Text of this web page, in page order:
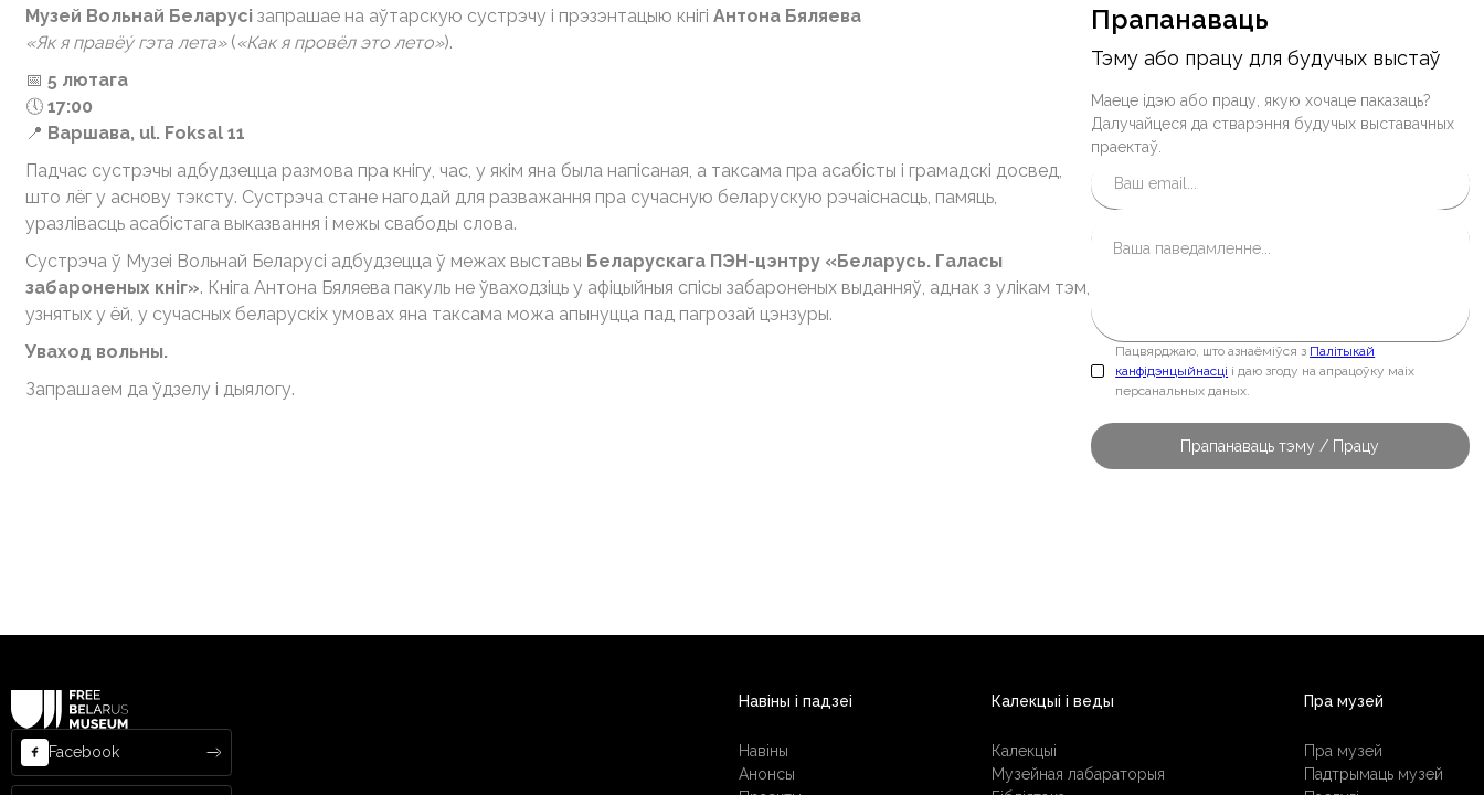
Музей Вольнай Беларусі запрашае на аўтарскую сустрэчу і прэзэнтацыю кнігіАнтона Бяляева
«Як я правёу́ гэта лета»(«Как я провёл это лето»).
📅5 лютага
🕔17:00
📍 Варшава, ul. Foksal 11
Падчас сустрэчы адбудзецца размова пра кнігу, час, у якім яна была напісаная, а таксама пра асабісты і грамадскі досвед,
што лёг у аснову тэксту. Сустрэча стане нагодай для разважання пра сучасную беларускую рэчаіснасць, памяць,
уразлівасць асабістага выказвання і межы свабоды слова.
Сустрэча ў Музеі Вольнай Беларусі адбудзецца ў межах выставы Беларускага ПЭН-цэнтру «Беларусь. Галасы
забароненых кніг». Кніга Антона Бяляева пакуль не ўваходзіць у афіцыйныя спісы забароненых выданняў, аднак з улікам тэм,
узнятых у ёй, у сучасных беларускіх умовах яна таксама можа апынуцца пад пагрозай цэнзуры.
Уваход вольны.
Запрашаем да ўдзелу і дыялогу.
Прапанаваць
Тэму або працу для будучых выстаў
Маеце ідэю або працу, якую хочаце паказаць?
Далучайцеся да стварэння будучых выставачных
праектаў.
Пацвярджаю, што азнаёміўся з Палітыкай
канфідэнцыйнасці і даю згоду на апрацоўку маіх
персанальных даных.
Facebook
Навіны і падзеі
Навіны
Анонсы
Калекцыі і веды
Калекцыі
Музейная лабараторыя
Пра музей
Пра музей
Падтрымаць музей